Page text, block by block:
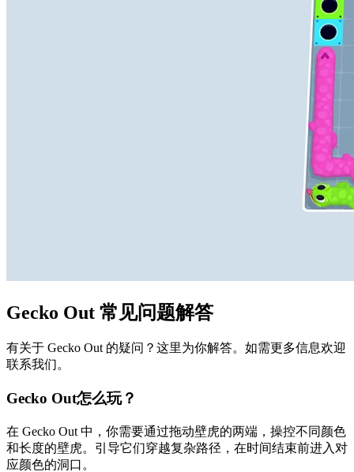
Gecko Out 常见问题解答
有关于 Gecko Out 的疑问？这里为你解答。如需更多信息欢迎
联系我们。
Gecko Out怎么玩？
在 Gecko Out 中，你需要通过拖动壁虎的两端，操控不同颜色
和长度的壁虎。引导它们穿越复杂路径，在时间结束前进入对
应颜色的洞口。